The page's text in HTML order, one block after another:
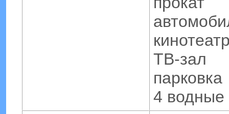
ТВ-зал
парковка
4 водные